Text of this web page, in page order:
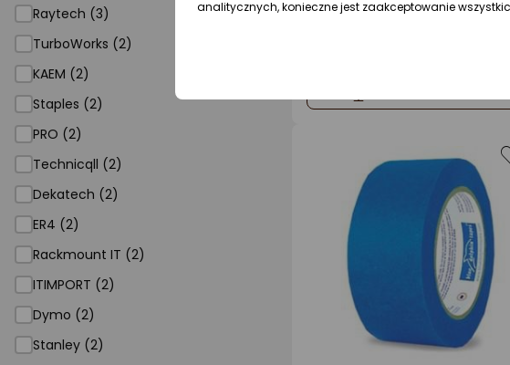
Raytech (3)
TurboWorks (2)
KAEM (2)
Staples (2)
PRO (2)
Technicqll (2)
Dekatech (2)
ER4 (2)
Rackmount IT (2)
ITIMPORT (2)
Dymo (2)
Stanley (2)
analitycznych, konieczne jest zaakceptowanie